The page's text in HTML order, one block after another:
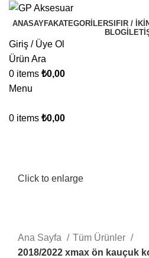
ANASAYFAKATEGORILERSIFIR /
BLOG
Giriş / Üye Ol
Ürün Ara
0 items ₺0,00
Menu
0 items ₺0,00
Click to enlarge
Ana Sayfa
Tüm Ürünler
2018/2022 xmax ön kauçuk